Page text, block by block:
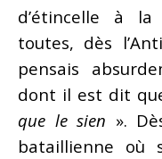
d’étincelle à
toutes, dès
pensais
dont il est dit
que le sien ».
bataillienne où